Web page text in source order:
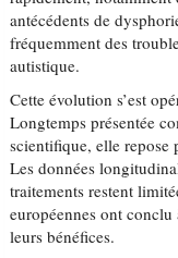
antécédents de
fréquemment des
autistique.
Cette évolution s’est
Longtemps présentée
scientifique, elle repose
Les données
traitements restent
européennes ont
leurs bénéfices.